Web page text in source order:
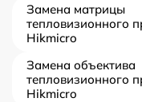
Замена матрицы
тепловизионного
Hikmicro
Замена объектива
тепловизионного
Hikmicro